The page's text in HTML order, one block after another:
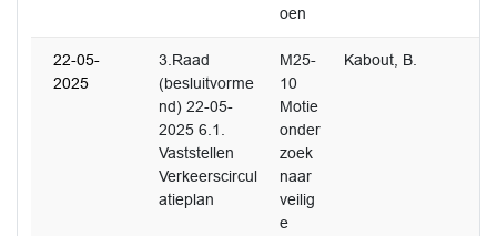
oen
22-05-
2025
3.Raad
(besluitvorme
nd) 22-05-
2025 6.1.
Vaststellen
Verkeerscircul
atieplan
M25-
10
Motie
onder
zoek
naar
veilig
e
Kabout, B.